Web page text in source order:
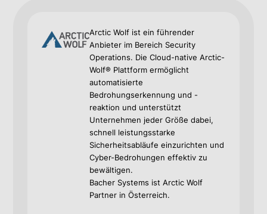
Arctic Wolf ist ein führender
Anbieter im Bereich Security
Operations. Die Cloud-native Arctic-
Wolf® Plattform ermöglicht
automatisierte
Bedrohungserkennung und -
reaktion und unterstützt
Unternehmen jeder Größe dabei,
schnell leistungsstarke
Sicherheitsabläufe einzurichten und
Cyber-Bedrohungen effektiv zu
bewältigen.
Bacher Systems ist Arctic Wolf
Partner in Österreich.